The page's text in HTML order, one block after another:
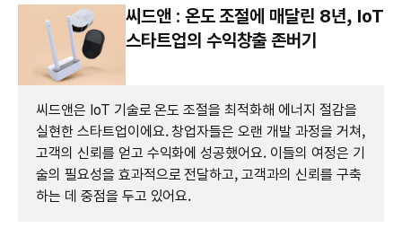
씨드앤 : 온도 조절에 매달린 8년, IoT
스타트업의 수익창출 존버기
씨드앤은 IoT 기술로 온도 조절을 최적화해 에너지 절감을
실현한 스타트업이에요. 창업자들은 오랜 개발 과정을 거쳐,
고객의 신뢰를 얻고 수익화에 성공했어요. 이들의 여정은 기
술의 필요성을 효과적으로 전달하고, 고객과의 신뢰를 구축
하는 데 중점을 두고 있어요.